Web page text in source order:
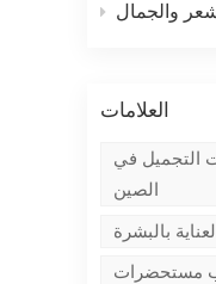
والشعر والجمال
العلامات
التجميل في
الصين
بالبشرة
مستحضرات